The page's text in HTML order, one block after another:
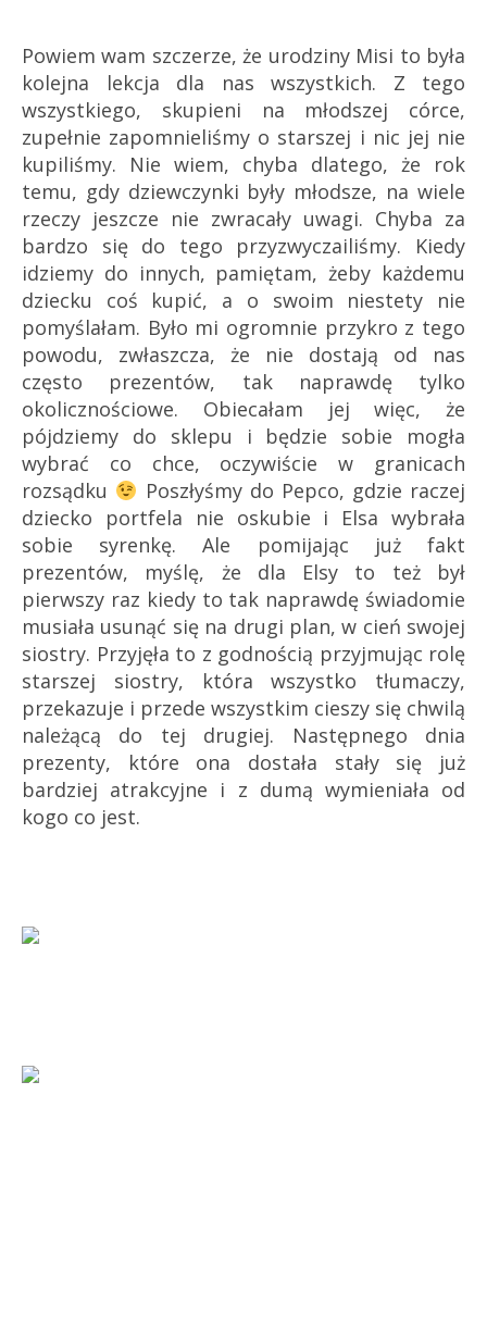
Powiem wam szczerze, że urodziny Misi to była
kolejna lekcja dla nas wszystkich. Z tego
wszystkiego, skupieni na młodszej córce,
zupełnie zapomnieliśmy o starszej i nic jej nie
kupiliśmy. Nie wiem, chyba dlatego, że rok
temu, gdy dziewczynki były młodsze, na wiele
rzeczy jeszcze nie zwracały uwagi. Chyba za
bardzo się do tego przyzwyczailiśmy. Kiedy
idziemy do innych, pamiętam, żeby każdemu
dziecku coś kupić, a o swoim niestety nie
pomyślałam. Było mi ogromnie przykro z tego
powodu, zwłaszcza, że nie dostają od nas
często prezentów, tak naprawdę tylko
okolicznościowe. Obiecałam jej więc, że
pójdziemy do sklepu i będzie sobie mogła
wybrać co chce, oczywiście w granicach
rozsądku
Poszłyśmy do Pepco, gdzie raczej
dziecko portfela nie oskubie i Elsa wybrała
sobie syrenkę. Ale pomijając już fakt
prezentów, myślę, że dla Elsy to też był
pierwszy raz kiedy to tak naprawdę świadomie
musiała usunąć się na drugi plan, w cień swojej
siostry. Przyjęła to z godnością przyjmując rolę
starszej siostry, która wszystko tłumaczy,
przekazuje i przede wszystkim cieszy się chwilą
należącą do tej drugiej. Następnego dnia
prezenty, które ona dostała stały się już
bardziej atrakcyjne i z dumą wymieniała od
kogo co jest.